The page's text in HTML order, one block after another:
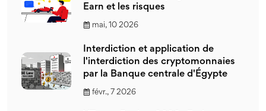
Earn et les risques
mai, 10 2026
Interdiction et application de
l'interdiction des cryptomonnaies
par la Banque centrale d'Égypte
févr., 7 2026